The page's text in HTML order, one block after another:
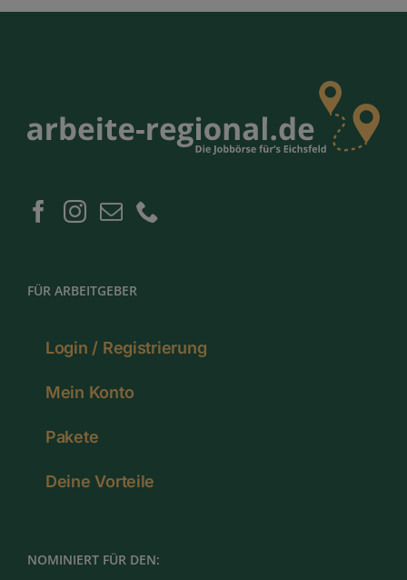
FÜR ARBEITGEBER
Login / Registrierung
Mein Konto
Pakete
Deine Vorteile
NOMINIERT FÜR DEN: